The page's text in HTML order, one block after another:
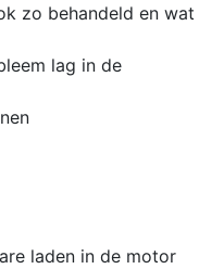
zo behandeld en wat
lag in de
laden in de motor